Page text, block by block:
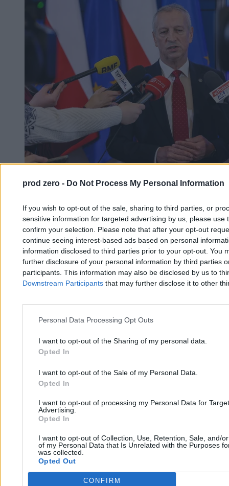
prod zero - Do Not Process My Personal Information
If you wish to opt-out of the sale, sharing to third parties, or
sensitive information for targeted advertising by us, please use
confirm your selection. Please note that after your opt-out
continue seeing interest-based ads based on personal
information disclosed to third parties prior to your opt-out. You
further disclosure of your personal information by third parties
participants. This information may also be disclosed by us to
Downstream Participants that may further disclose it to other
Personal Data Processing Opt Outs
I want to opt-out of the Sharing of my personal data.
Opted In
I want to opt-out of the Sale of my Personal Data.
Opted In
I want to opt-out of processing my Personal Data for
Advertising.
Opted In
I want to opt-out of Collection, Use, Retention, Sale, and/
of my Personal Data that Is Unrelated with the Purposes
was collected.
Opted Out
CONFIRM
szpiegować dla Rosji i Białorusi
Tomasz Pałasz
03.02.2026
Kraj